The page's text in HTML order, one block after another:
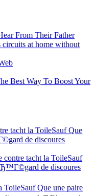
From Their Father
at home without
Best Way To Boost Your
tacht la ToileSauf Que
de discoures
contre tacht la ToileSauf
de discoures
ToileSauf Que une paire